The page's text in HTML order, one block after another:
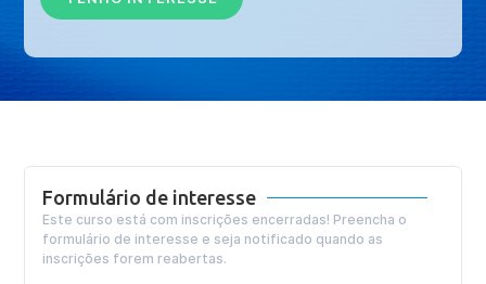
Formulário de interesse
Este curso está com inscrições encerradas! Preencha o
formulário de interesse e seja notificado quando as
inscrições forem reabertas.